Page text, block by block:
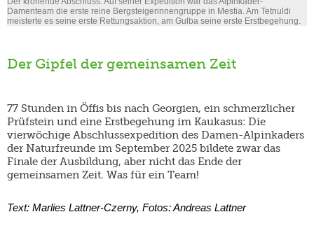
Damenteam die erste reine Bergsteigerinnengruppe in Mestia. Am Tetnuldi
meisterte es seine erste Rettungsaktion, am Gulba seine erste Erstbegehung.
Der Gipfel der gemeinsamen Zeit
77 Stunden in Öffis bis nach Georgien, ein schmerzlicher
Prüfstein und eine Erstbegehung im Kaukasus: Die
vierwöchige Abschlussexpedition des Damen-Alpinkaders
der Naturfreunde im September 2025 bildete zwar das
Finale der Ausbildung, aber nicht das Ende der
gemeinsamen Zeit. Was für ein Team!
Text: Marlies Lattner-Czerny, Fotos: Andreas Lattner